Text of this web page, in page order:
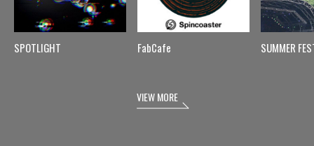
SPOTLIGHT FabCafe SUMMER
VIEW MORE